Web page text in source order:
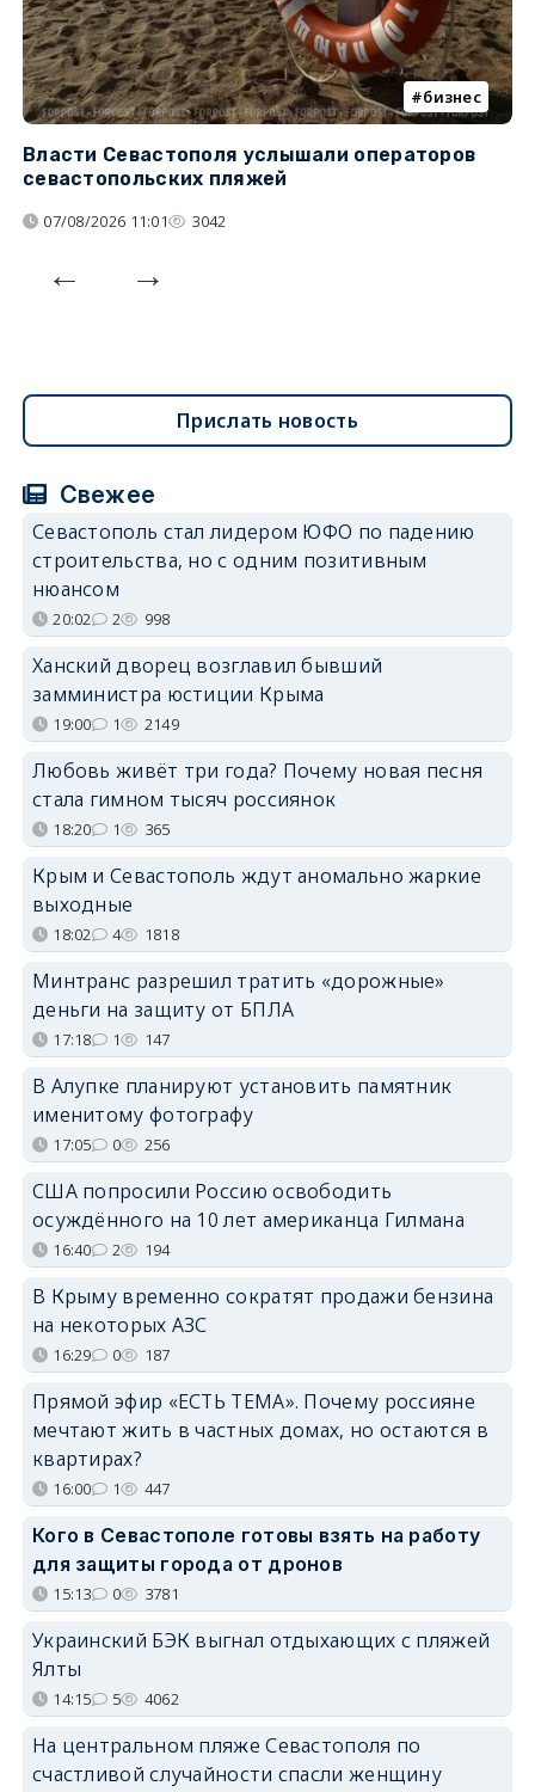
бизнес
Власти Севастополя услышали операторов
севастопольских пляжей
07/08/2026 11:01 3042
Прислать новость
Свежее
Севастополь стал лидером ЮФО по падению
строительства, но с одним позитивным
нюансом
20:02 2 998
Ханский дворец возглавил бывший
замминистра юстиции Крыма
19:00 1 2149
Любовь живёт три года? Почему новая песня
стала гимном тысяч россиянок
18:20 1 365
Крым и Севастополь ждут аномально жаркие
выходные
18:02 4 1818
Минтранс разрешил тратить «дорожные»
деньги на защиту от БПЛА
17:18 1 147
В Алупке планируют установить памятник
именитому фотографу
17:05 0 256
США попросили Россию освободить
осуждённого на 10 лет американца Гилмана
16:40 2 194
В Крыму временно сократят продажи бензина
на некоторых АЗС
16:29 0 187
Прямой эфир «ЕСТЬ ТЕМА». Почему россияне
мечтают жить в частных домах, но остаются в
квартирах?
16:00 1 447
Кого в Севастополе готовы взять на работу
для защиты города от дронов
15:13 0 3781
Украинский БЭК выгнал отдыхающих с пляжей
Ялты
14:15 5 4062
На центральном пляже Севастополя по
счастливой случайности спасли женщину